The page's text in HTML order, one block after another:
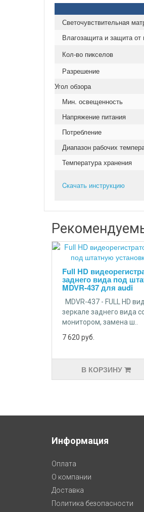
Светочувствительная
Влагозащита и защита от
Кол-во пикселов
Разрешение
Угол обзора
Мин. освещенность
Напряжение питания
Потребление
Диапазон рабочих
Температура хранения
Cкачать инструкцию
Full HD
заднего вида под
MDVR-437 для audi
MDVR-437 - FULL HD
зеркале заднего вида
монитором, замена ш..
7 620 руб.
В КОРЗИНУ
Информация
Оплата
О компании
Доставка
Политика безопасности